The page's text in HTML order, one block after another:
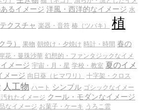
るイメージ 洋風・西洋的なイメージ 水
クスチャ 楽器・音符 椿（ツバキ）
植
ラ） 果物 朝焼け・夕焼け 時計・時間 春の
花・曼珠沙華 幻想的・ファンタジックなイメ
メージ 宇宙・月・星 学校・教室 夏のイメ
メージ 向日葵（ヒマワリ）
十字架・クロス
人工物 ハート シンプル ゴシックなイメー
れたイメージ クール・モダンなイメージ
なイメージ お菓子・ケーキ うろこ雲